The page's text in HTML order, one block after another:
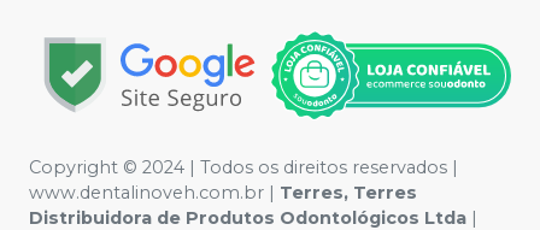
Copyright © 2024 | Todos os direitos reservados |
www.dentalinoveh.com.br | Terres, Terres
Distribuidora de Produtos Odontológicos Ltda |